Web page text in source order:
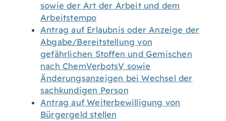
sowie der Art der Arbeit und dem
Arbeitstempo
Antrag auf Erlaubnis oder Anzeige der
Abgabe/Bereitstellung von
gefährlichen Stoffen und Gemischen
nach ChemVerbotsV sowie
Änderungsanzeigen bei Wechsel der
sachkundigen Person
Antrag auf Weiterbewilligung von
Bürgergeld stellen